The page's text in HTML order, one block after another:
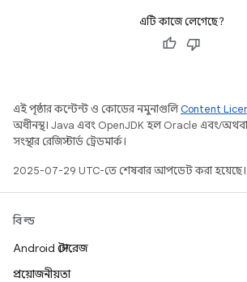
এটি কাজে লেগেছে?
এই পৃষ্ঠার কন্টেন্ট ও কোডের নমুনাগুলিContent
অধীনস্থ। Java এবং OpenJDK হল Oracle এবং/অথবা
সংস্থার রেজিস্টার্ড ট্রেডমার্ক।
2025-07-29 UTC-তে শেষবার আপডেট করা হয়েছে।
বিল্ড
Android স্টোরেজ
প্রয়োজনীয়তা